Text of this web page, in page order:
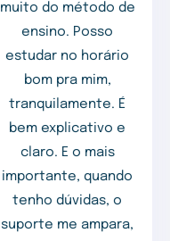
muito do método de
ensino. Posso
estudar no horário
bom pra mim,
tranquilamente. É
bem explicativo e
claro. E o mais
importante, quando
tenho dúvidas, o
suporte me ampara,